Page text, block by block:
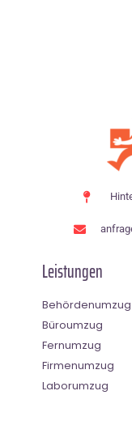
Leistungen
Behördenumzug
Büroumzug
Fernumzug
Firmenumzug
Laborumzug